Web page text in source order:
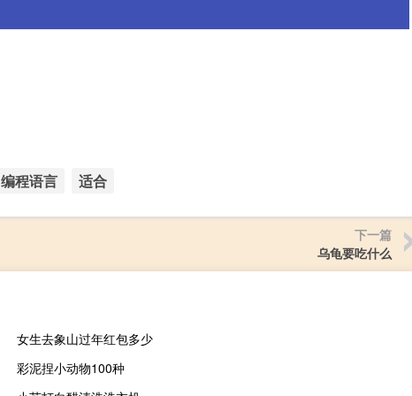
编程语言 适合
下一篇
乌龟要吃什么
女生去象山过年红包多少
彩泥捏小动物100种